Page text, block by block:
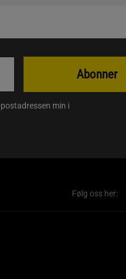
min i
Abonner
Følg oss her: